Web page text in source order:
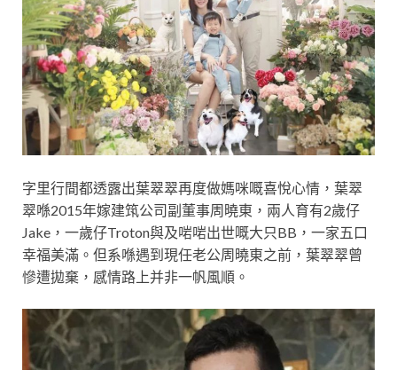
字里行間都透露出葉翠翠再度做媽咪嘅喜悅心情，葉翠
翠喺2015年嫁建筑公司副董事周曉東，兩人育有2歲仔
Jake，一歲仔Troton與及啱啱出世嘅大只BB，一家五口
幸福美滿。但系喺遇到現任老公周曉東之前，葉翠翠曾
慘遭拋棄，感情路上并非一帆風順。